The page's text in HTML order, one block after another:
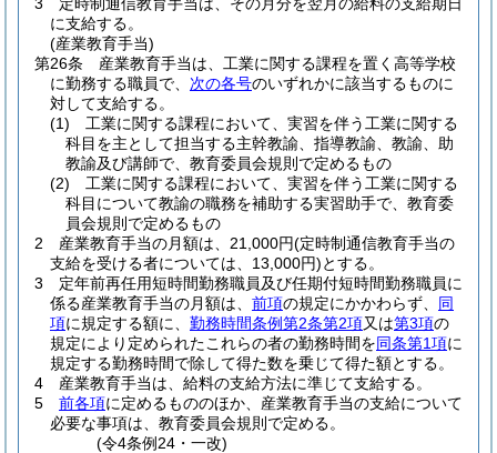
に支給する。
(産業教育手当)
第26条
産業教育手当は、工業に関する課程を置く高等学校
に勤務する職員で、 次の各号のいずれかに該当するものに
対して支給する。
(1)
工業に関する課程において、実習を伴う工業に関する
科目を主として担当する主幹教諭、指導教諭、教諭、助
教諭及び講師で、教育委員会規則で定めるもの
(2)
工業に関する課程において、実習を伴う工業に関する
科目について教諭の職務を補助する実習助手で、教育委
員会規則で定めるもの
2
産業教育手当の月額は、21,000円(定時制通信教育手当の
支給を受ける者については、13,000円)とする。
3
定年前再任用短時間勤務職員及び任期付短時間勤務職員に
係る産業教育手当の月額は、 前項の規定にかかわらず、 同
項に規定する額に、 勤務時間条例第2条第2項又は第3項の
規定により定められたこれらの者の勤務時間を同条第1項に
規定する勤務時間で除して得た数を乗じて得た額とする。
4
産業教育手当は、給料の支給方法に準じて支給する。
5
前各項に定めるもののほか、産業教育手当の支給について
必要な事項は、教育委員会規則で定める。
(令4条例24・一改)